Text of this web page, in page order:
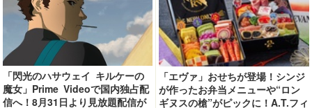
「閃光のハサウェイ キルケーの
魔女」Prime Videoで国内独占配
信へ！8月31日より見放題配信が
「エヴァ」おせちが登場！シンジ
が作ったお弁当メニューや“ロン
ギヌスの槍”がピックに！A.T.フィ